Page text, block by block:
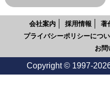
会社案内 採用情報 著
プライバシーポリシーにつ
お問
Copyright © 1997-